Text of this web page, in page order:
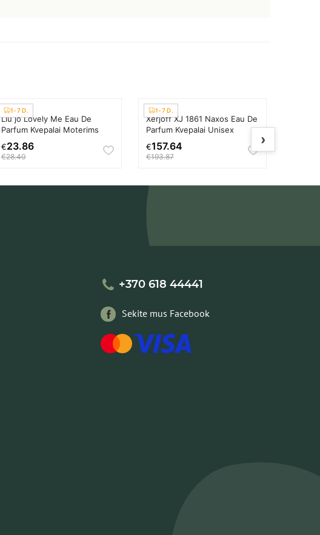
1-7 D.
Liu jo Lovely Me Eau De
Parfum Kvepalai Moterims
€23.86
€28.40
1-7 D.
Xerjoff XJ 1861 Naxos Eau De
Parfum Kvepalai Unisex
€157.64
€193.87
›
+370 618 44441
Sekite mus Facebook